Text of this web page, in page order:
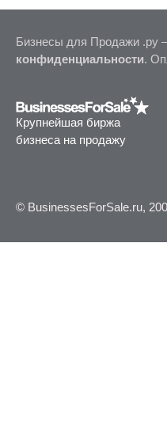
Бизнесы для Продажи .ру
конфиденциальности.
Крупнейшая биржа
бизнеса на продажу
© BusinessesForSale.ru,